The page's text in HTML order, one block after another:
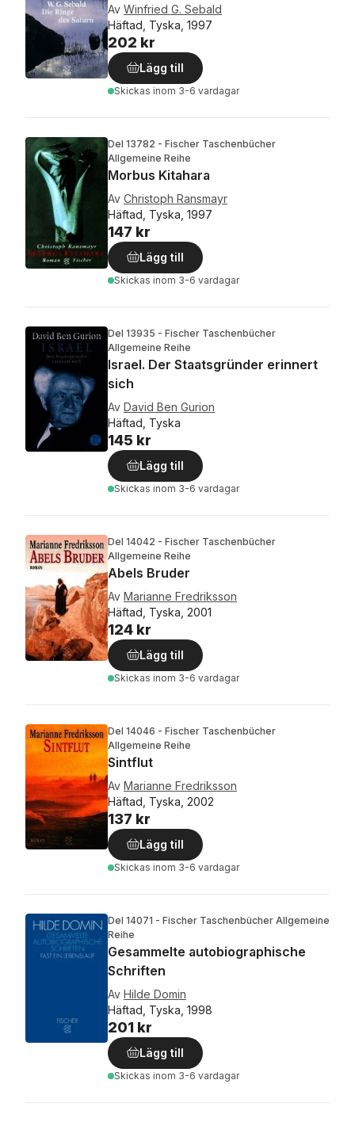
Av Winfried G. Sebald
Häftad, Tyska, 1997
202 kr
Lägg till
Skickas inom 3-6 vardagar
Del 13782 - Fischer Taschenbücher
Allgemeine Reihe
Morbus Kitahara
Av Christoph Ransmayr
Häftad, Tyska, 1997
147 kr
Lägg till
Skickas inom 3-6 vardagar
Del 13935 - Fischer Taschenbücher
Allgemeine Reihe
Israel. Der Staatsgründer erinnert
sich
Av David Ben Gurion
Häftad, Tyska
145 kr
Lägg till
Skickas inom 3-6 vardagar
Del 14042 - Fischer Taschenbücher
Allgemeine Reihe
Abels Bruder
Av Marianne Fredriksson
Häftad, Tyska, 2001
124 kr
Lägg till
Skickas inom 3-6 vardagar
Del 14046 - Fischer Taschenbücher
Allgemeine Reihe
Sintflut
Av Marianne Fredriksson
Häftad, Tyska, 2002
137 kr
Lägg till
Skickas inom 3-6 vardagar
Del 14071 - Fischer Taschenbücher Allgemeine
Reihe
Gesammelte autobiographische
Schriften
Av Hilde Domin
Häftad, Tyska, 1998
201 kr
Lägg till
Skickas inom 3-6 vardagar